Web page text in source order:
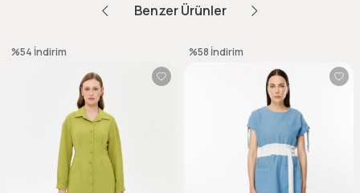
Benzer Ürünler
%54 İndirim %58 İndirim